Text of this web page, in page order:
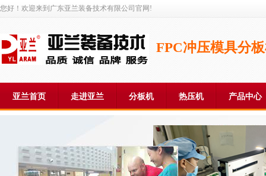
您好！欢迎来到广东亚兰装备技术有限公司官网!
FPC冲压模具分
亚兰首页 走进亚兰 分板机 热压机 产品中心